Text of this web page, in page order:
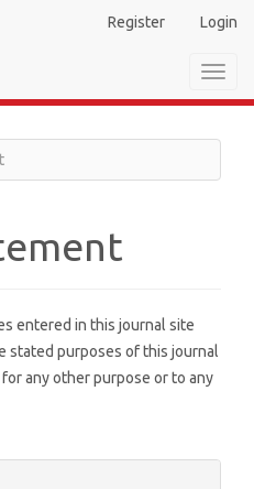
Register Login
entered in this journal site
stated purposes of this journal
any other purpose or to any